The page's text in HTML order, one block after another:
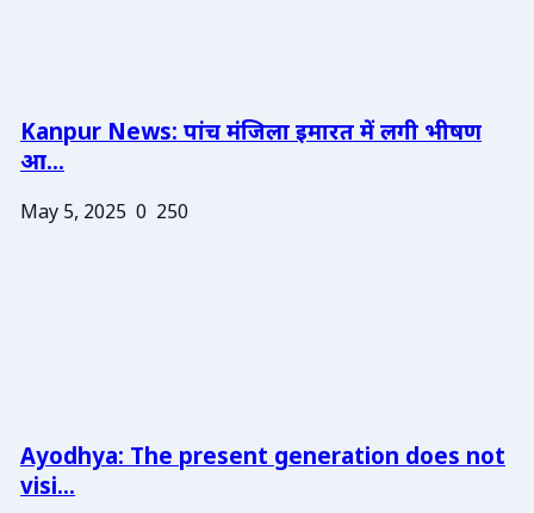
Kanpur News: पांच मंजिला इमारत में लगी भीषण
आ...
May 5, 2025 0 250
Ayodhya: The present generation does not
visi...